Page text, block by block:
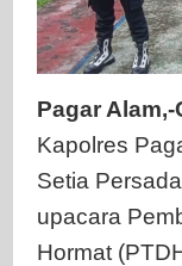
Pagar
Kapolres
Setia
upacara
Hormat